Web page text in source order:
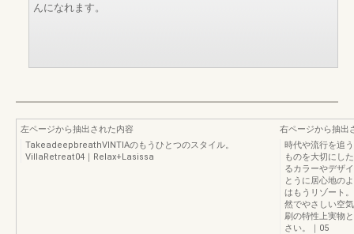
んになれます。
左ページから抽出された内容
TakeadeepbreathVINTIAのもうひとつのスタイル。
VillaRetreat04｜Relax+Lasissa
右ページから抽出
時代や流行を追
ものを大切にし
るカラーやデザ
とうに居心地の
はもうリゾート
然でやさしい空
刷の特性上実物
さい。｜05